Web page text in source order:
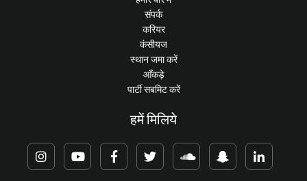
संपर्क
करियर
कंसीयज
स्थान जमा करें
आँकड़े
पार्टी सबमिट करें
हमें मिलिये